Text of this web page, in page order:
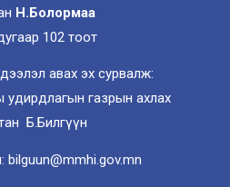
Н.Болормаа
102 тоот
авах эх сурвалж:
удирдлагын газрын ахлах
Б.Билгүүн